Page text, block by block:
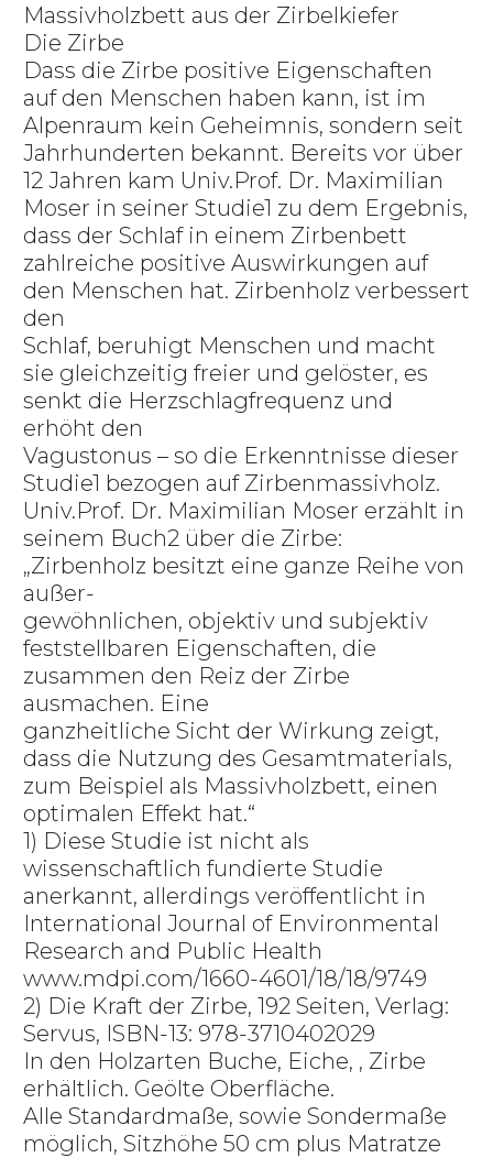
Massivholzbett aus der Zirbelkiefer
Die Zirbe
Dass die Zirbe positive Eigenschaften
auf den Menschen haben kann, ist im
Alpenraum kein Geheimnis, sondern seit
Jahrhunderten bekannt. Bereits vor über
12 Jahren kam Univ.Prof. Dr. Maximilian
Moser in seiner Studie1 zu dem Ergebnis,
dass der Schlaf in einem Zirbenbett
zahlreiche positive Auswirkungen auf
den Menschen hat. Zirbenholz verbessert
den
Schlaf, beruhigt Menschen und macht
sie gleichzeitig freier und gelöster, es
senkt die Herzschlagfrequenz und
erhöht den
Vagustonus – so die Erkenntnisse dieser
Studie1 bezogen auf Zirbenmassivholz.
Univ.Prof. Dr. Maximilian Moser erzählt in
seinem Buch2 über die Zirbe:
„Zirbenholz besitzt eine ganze Reihe von
außer-
gewöhnlichen, objektiv und subjektiv
feststellbaren Eigenschaften, die
zusammen den Reiz der Zirbe
ausmachen. Eine
ganzheitliche Sicht der Wirkung zeigt,
dass die Nutzung des Gesamtmaterials,
zum Beispiel als Massivholzbett, einen
optimalen Effekt hat.“
1) Diese Studie ist nicht als
wissenschaftlich fundierte Studie
anerkannt, allerdings veröffentlicht in
International Journal of Environmental
Research and Public Health
www.mdpi.com/1660-4601/18/18/9749
2) Die Kraft der Zirbe, 192 Seiten, Verlag:
Servus, ISBN-13: 978-3710402029
In den Holzarten Buche, Eiche, , Zirbe
erhältlich. Geölte Oberfläche.
Alle Standardmaße, sowie Sondermaße
möglich, Sitzhöhe 50 cm plus Matratze